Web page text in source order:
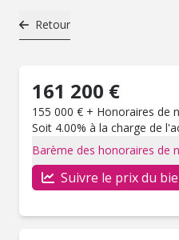
Retour
161 200 €
155 000 € + Honoraires de
Soit 4.00% à la charge de
Barème des honoraires de
Suivre le prix du